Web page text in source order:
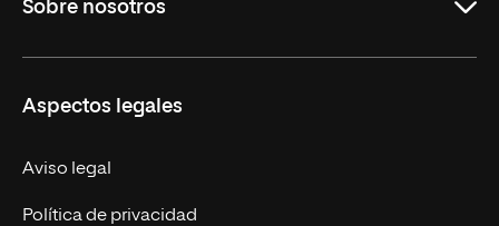
Formación Continua
Carreras
Sobre nosotros
Trabaja en UNIR
Actualidad
Contáctanos
Aspectos legales
Aviso legal
Política de privacidad